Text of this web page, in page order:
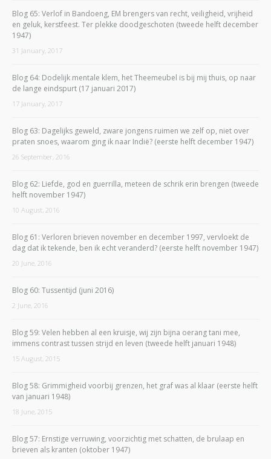
Blog 65: Verlof in Bandoeng, EM brengers van recht, veiligheid, vrijheid
en geluk, kerstfeest. Ter plekke doodgeschoten (tweede helft december
1947)
31 January, 2017
Blog 64: Dodelijk mentale klem, het Theemeubel is bij mij thuis, op naar
de lange eindspurt (17 januari 2017)
17 January, 2017
Blog 63: Dagelijks geweld, zware jongens ruimen we zelf op, niet over
praten snoes, waarom ging ik naar Indië? (eerste helft december 1947)
26 September, 2016
Blog 62: Liefde, god en guerrilla, meteen de schrik erin brengen (tweede
helft november 1947)
10 August, 2016
Blog 61: Verloren brieven november en december 1997, vervloekt de
dag dat ik tekende, ben ik echt veranderd? (eerste helft november 1947)
20 June, 2016
Blog 60: Tussentijd (juni 2016)
2 June, 2016
Blog 59: Velen hebben al een kruisje, wij zijn bijna oerang tani mee,
immens contrast tussen strijd en leven (tweede helft januari 1948)
15 August, 2015
Blog 58: Grimmigheid voorbij grenzen, het graf was al klaar (eerste helft
van januari 1948)
18 June, 2015
Blog 57: Ernstige verruwing, voorzichtig met schatten, de brulaap en
brieven als kranten (oktober 1947)